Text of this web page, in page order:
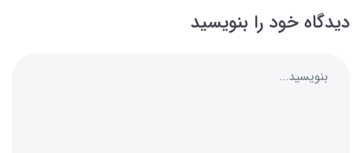
دیدگاه خود را بنویسید